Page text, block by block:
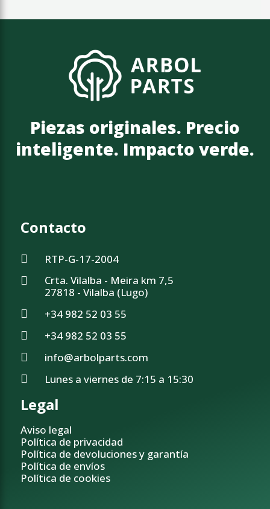
Piezas originales. Precio
inteligente. Impacto verde.
Contacto
RTP-G-17-2004
Crta. Vilalba - Meira km 7,5
27818 - Vilalba (Lugo)
+34 982 52 03 55
+34 982 52 03 55
info@arbolparts.com
Lunes a viernes de 7:15 a 15:30
Legal
Aviso legal
Política de privacidad
Política de devoluciones y garantía
Política de envíos
Política de cookies